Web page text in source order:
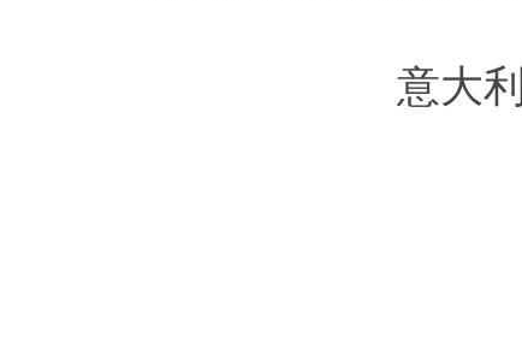
意大